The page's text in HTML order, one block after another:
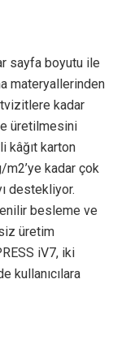
sayfa boyutu ile
materyallerinden
kadar
üretilmesini
kâğıt karton
kadar çok
destekliyor.
besleme ve
üretim
iV7, iki
kullanıcılara